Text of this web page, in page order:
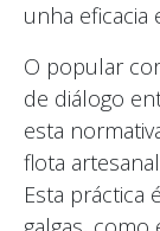
unha eficacia
O popular
de diálogo
esta
flota
Esta práctica